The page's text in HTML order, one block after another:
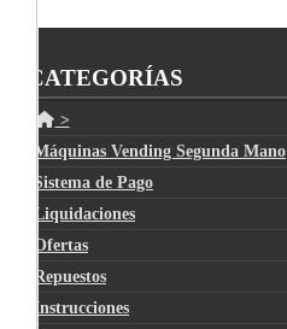
CATEGORÍAS
>
Máquinas Vending Segunda Mano
Sistema de Pago
Liquidaciones
Ofertas
Repuestos
Instrucciones